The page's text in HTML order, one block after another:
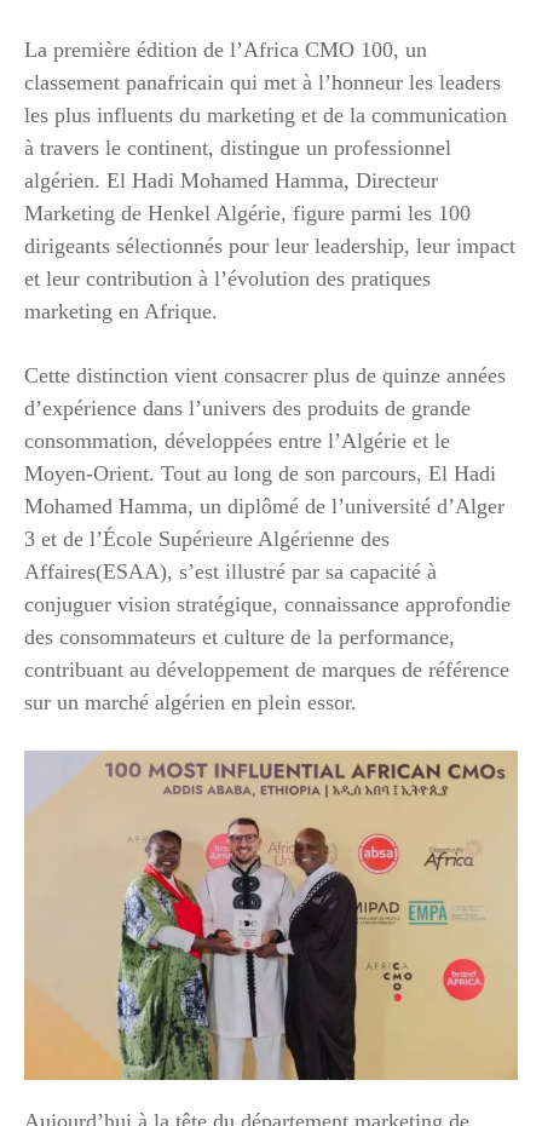
La première édition de l’Africa CMO 100, un
classement panafricain qui met à l’honneur les leaders
les plus influents du marketing et de la communication
à travers le continent, distingue un professionnel
algérien. El Hadi Mohamed Hamma, Directeur
Marketing de Henkel Algérie, figure parmi les 100
dirigeants sélectionnés pour leur leadership, leur impact
et leur contribution à l’évolution des pratiques
marketing en Afrique.
Cette distinction vient consacrer plus de quinze années
d’expérience dans l’univers des produits de grande
consommation, développées entre l’Algérie et le
Moyen-Orient. Tout au long de son parcours, El Hadi
Mohamed Hamma, un diplômé de l’université d’Alger
3 et de l’École Supérieure Algérienne des
Affaires(ESAA), s’est illustré par sa capacité à
conjuguer vision stratégique, connaissance approfondie
des consommateurs et culture de la performance,
contribuant au développement de marques de référence
sur un marché algérien en plein essor.
Aujourd’hui à la tête du département marketing de